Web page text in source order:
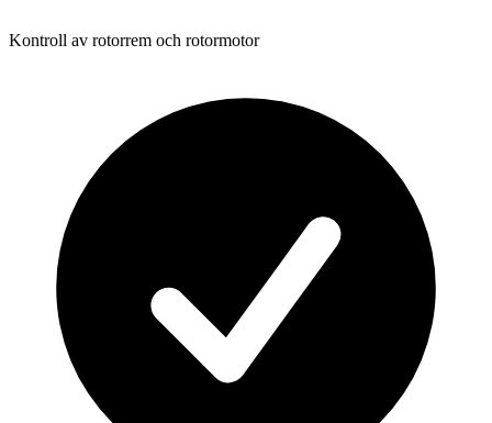
Kontroll av rotorrem och rotormotor